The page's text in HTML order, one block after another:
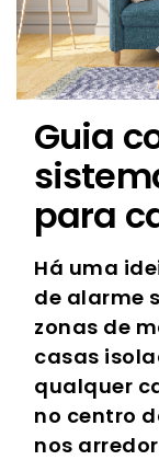
Guia
para
Há uma
de alarme
zonas de
casas
qualquer
no centro
nos